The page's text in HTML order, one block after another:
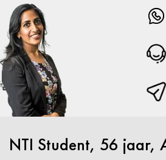
NTI Student, 56 jaar,